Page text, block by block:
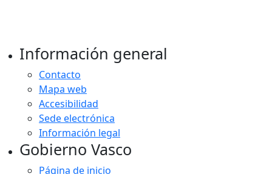
Información general
Contacto
Mapa web
Accesibilidad
Sede electrónica
Información legal
Gobierno Vasco
Página de inicio